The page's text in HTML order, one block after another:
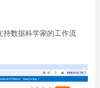
持数据科学家的工作流